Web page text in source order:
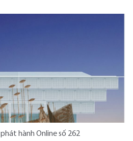
hành Online số 262